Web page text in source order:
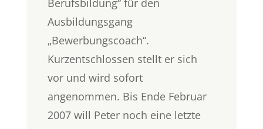
Berufsbildung“ für den
Ausbildungsgang
„Bewerbungscoach“.
Kurzentschlossen stellt er sich
vor und wird sofort
angenommen. Bis Ende Februar
2007 will Peter noch eine letzte